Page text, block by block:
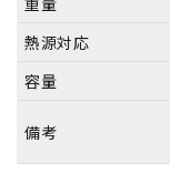
熱源対応
容量
備考